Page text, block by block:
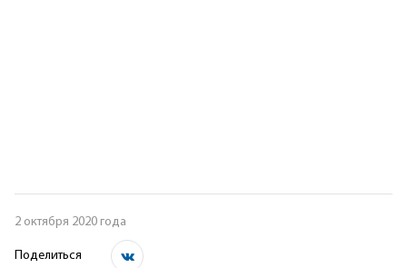
2 октября 2020 года
Поделиться